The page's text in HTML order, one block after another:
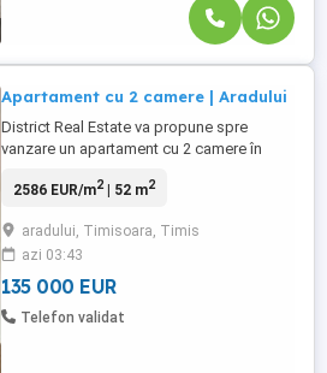
Apartament cu 2 camere | Aradului
District Real Estate va propune spre
vanzare un apartament cu 2 camere în
cu 3 etaje, in apropiere Iulius Town avand
comun. Apartamentul se desfasoara pe o
suprafata utila de 52.2mp.
Compartimentarea se prezinta ...
2586 EUR/m2| 52 m2
aradului, Timisoara, Timis
azi 03:43
135 000 EUR
Telefon validat